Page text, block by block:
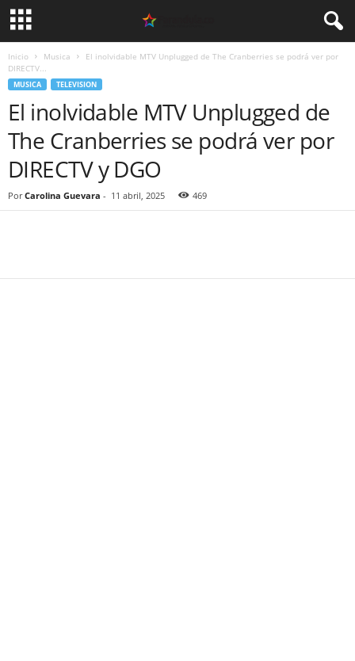
Inicio Musica
El inolvidable MTV Unplugged de The Cranberries se podrá ver por
DIRECTV...
MUSICA TELEVISION
El inolvidable MTV Unplugged de
The Cranberries se podrá ver por
DIRECTV y DGO
Por Carolina Guevara - 11 abril, 2025 469